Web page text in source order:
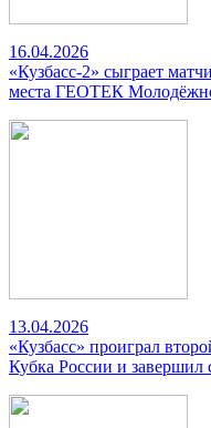
16.04.2026
«Кузбасс-2» сыграет
места ГЕОТЕК
13.04.2026
«Кузбасс» проиграл
Кубка России и завершил